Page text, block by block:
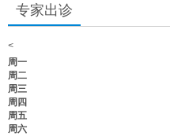
专家出诊
<
周一
周二
周三
周四
周五
周六